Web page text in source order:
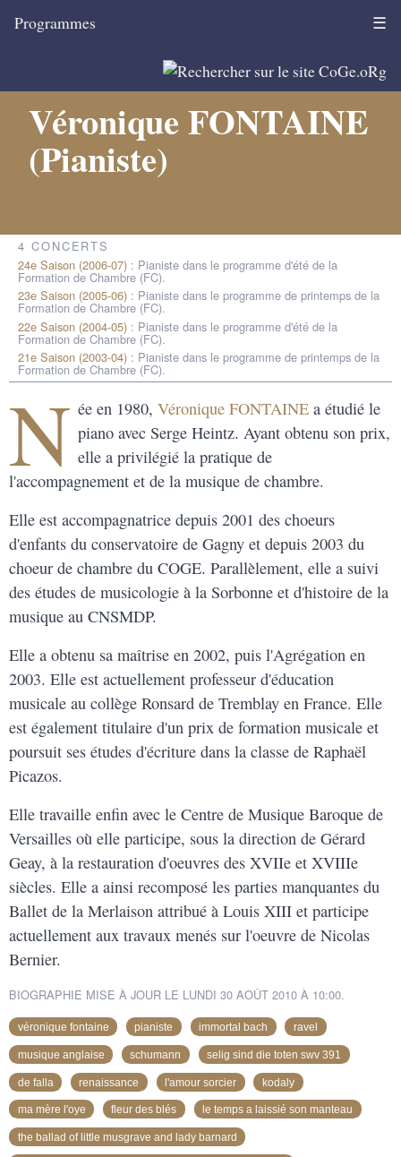
Programmes ☰
Véronique FONTAINE
(Pianiste)
4 CONCERTS
24e Saison (2006-07) : Pianiste dans le programme d'été de la
Formation de Chambre (FC).
23e Saison (2005-06) : Pianiste dans le programme de printemps de la
Formation de Chambre (FC).
22e Saison (2004-05) : Pianiste dans le programme d'été de la
Formation de Chambre (FC).
21e Saison (2003-04) : Pianiste dans le programme de printemps de la
Formation de Chambre (FC).
N ée en 1980, Véronique FONTAINE a étudié le
piano avec Serge Heintz. Ayant obtenu son prix,
elle a privilégié la pratique de
l'accompagnement et de la musique de chambre.
Elle est accompagnatrice depuis 2001 des choeurs
d'enfants du conservatoire de Gagny et depuis 2003 du
choeur de chambre du COGE. Parallèlement, elle a suivi
des études de musicologie à la Sorbonne et d'histoire de la
musique au CNSMDP.
Elle a obtenu sa maîtrise en 2002, puis l'Agrégation en
2003. Elle est actuellement professeur d'éducation
musicale au collège Ronsard de Tremblay en France. Elle
est également titulaire d'un prix de formation musicale et
poursuit ses études d'écriture dans la classe de Raphaël
Picazos.
Elle travaille enfin avec le Centre de Musique Baroque de
Versailles où elle participe, sous la direction de Gérard
Geay, à la restauration d'oeuvres des XVIIe et XVIIIe
siècles. Elle a ainsi recomposé les parties manquantes du
Ballet de la Merlaison attribué à Louis XIII et participe
actuellement aux travaux menés sur l'oeuvre de Nicolas
Bernier.
BIOGRAPHIE MISE À JOUR LE LUNDI 30 AOÛT 2010 À 10:00.
véronique fontaine pianiste immortal bach ravel
musique anglaise schumann selig sind die toten swv 391
de falla renaissance l'amour sorcier kodaly
ma mère l'oye fleur des blés le temps a laissié son manteau
the ballad of little musgrave and lady barnard